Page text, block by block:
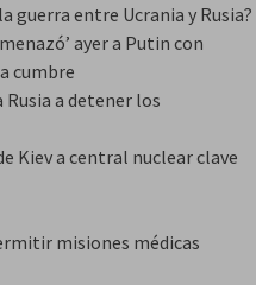
guerra entre Ucrania y Rusia?
ayer a Putin con
cumbre
a detener los
Kiev a central nuclear clave
misiones médicas